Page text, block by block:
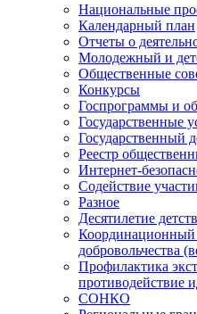
Национальные
Календарный план
Отчеты о
Молодежный и
Общественные
Конкурсы
Госпрограммы и
Государственные
Государственный
Реестр
Интернет-
Содействие
Разное
Десятилетие
Координационный
добровольчества
Профилактика
противодействие
СОНКО